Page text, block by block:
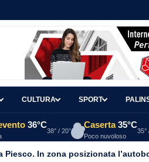
CULTURA SPORT
36°C
38° / 20°
Caserta 35°C
Poco nuvoloso
35°
Piesco. In zona posizionata